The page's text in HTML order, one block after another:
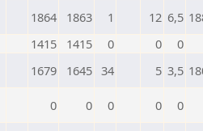
1864 1863 1 12 6,5
1415 1415 0 0
0
1679 1645 34 5 3,5
0 0 0 0 0